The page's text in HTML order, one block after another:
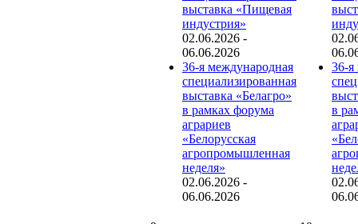
выставка «Пищевая
индустрия»
02.06.2026 -
06.06.2026
36-я международная
специализированная
выставка «Белагро»
в рамках форума
аграриев
«Белорусская
агропромышленная
неделя»
02.06.2026 -
06.06.2026
36-я
в